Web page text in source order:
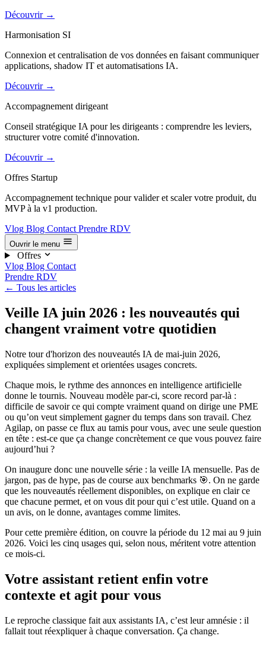
Découvrir →
Harmonisation SI
Connexion et centralisation de vos données en faisant communiquer
applications, shadow IT et automatisations IA.
Découvrir →
Accompagnement dirigeant
Conseil stratégique IA pour les dirigeants : comprendre les leviers,
structurer votre comité d'innovation.
Découvrir →
Offres Startup
Accompagnement technique pour valider et scaler votre produit, du
MVP à la v1 production.
Vlog Blog Contact Prendre RDV
Ouvrir le menu
Offres
Vlog Blog Contact
Prendre RDV
← Tous les articles
Veille IA juin 2026 : les nouveautés qui
changent vraiment votre quotidien
Notre tour d'horizon des nouveautés IA de mai-juin 2026,
expliquées simplement et orientées usages concrets.
Chaque mois, le rythme des annonces en intelligence artificielle
donne le tournis. Nouveau modèle par-ci, score record par-là :
difficile de savoir ce qui compte vraiment quand on dirige une PME
ou qu’on veut simplement gagner du temps dans son travail. Chez
Agilap, on passe ce flux au tamis pour vous, avec une seule question
en tête : est-ce que ça change concrètement ce que vous pouvez faire
aujourd’hui ?
On inaugure donc une nouvelle série : la veille IA mensuelle. Pas de
jargon, pas de hype, pas de course aux benchmarks 🎯. On ne garde
que les nouveautés réellement disponibles, on explique en clair ce
que chacune permet, et on vous dit pour qui c’est utile. Quand on a
un avis, on le donne, avantages comme limites.
Pour cette première édition, on couvre la période du 12 mai au 9 juin
2026. Voici les cinq usages qui, selon nous, méritent votre attention
ce mois-ci.
Votre assistant retient enfin votre
contexte et agit pour vous
Le reproche classique fait aux assistants IA, c’est leur amnésie : il
fallait tout réexpliquer à chaque conversation. Ça change.